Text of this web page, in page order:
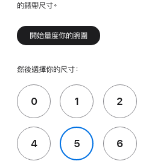
的錶帶尺寸。
開始量度你的腕圍
然後選擇你的尺寸：
0 1 2
4 5 6